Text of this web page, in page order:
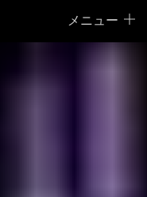
メニュー